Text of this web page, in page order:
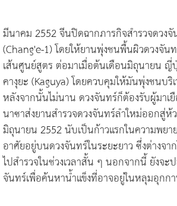
มีนาคม 2552 จีนปิดฉากภารกิจสำรวจดวงจั
(Chang'e-1) โดยให้ยานพุ่งชนพื้นผิวดวงจัน
เส้นศูนย์สูตร ต่อมาเมื่อต้นเดือนมิถุนายน
คางุยะ (Kaguya) โดยควบคุมให้มันพุ่งชนบริ
หลังจากนั้นไม่นาน ดวงจันทร์ก็ต้องรับผู้มาเ
นาซาส่งยานสำรวจดวงจันทร์ลำใหม่ออกสู่ห้
มิถุนายน 2552 นับเป็นก้าวแรกในความพย
อาศัยอยู่บนดวงจันทร์ในระยะยาว ซึ่งต่างจา
ไปสำรวจในช่วงเวลาสั้น ๆ นอกจากนี้ ยังจ
จันทร์เพื่อค้นหาน้ำแข็งที่อาจอยู่ในหลุมอุกก